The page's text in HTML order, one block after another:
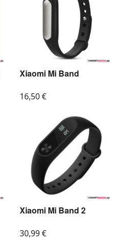
Xiaomi Mi Band
16,50€
Xiaomi Mi Band 2
30,99€